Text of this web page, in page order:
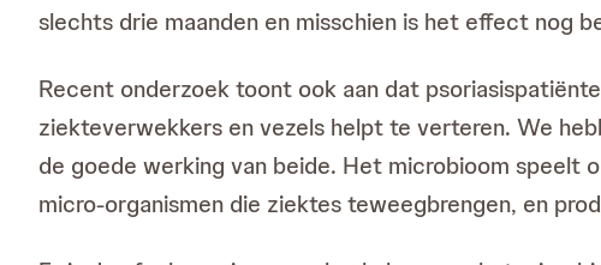
slechts drie maanden en misschien is het effect nog
Recent onderzoek toont ook aan dat
ziekteverwekkers en vezels helpt te verteren. We
de goede werking van beide. Het microbioom speelt
micro-organismen die ziektes teweegbrengen, en